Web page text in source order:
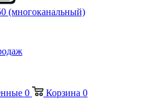
(многоканальный)
0 Корзина 0